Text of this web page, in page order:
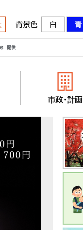
背景色 白 青
市政・計画